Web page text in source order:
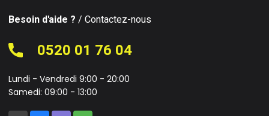
Besoin d'aide ? / Contactez-nous
0520 01 76 04
Lundi - Vendredi 9:00 - 20:00
Samedi: 09:00 - 13:00